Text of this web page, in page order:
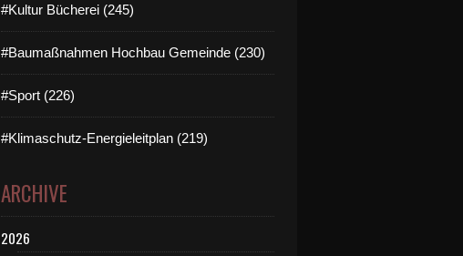
#Kultur Bücherei (245)
#Baumaßnahmen Hochbau Gemeinde (230)
#Sport (226)
#Klimaschutz-Energieleitplan (219)
ARCHIVE
2026